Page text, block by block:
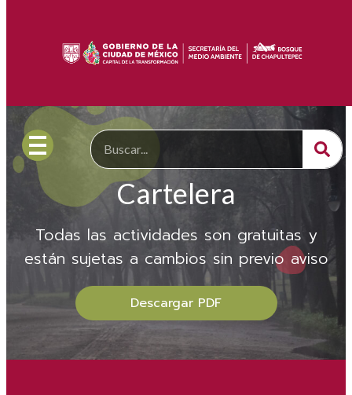
Cartelera
Todas las actividades son gratuitas y
están sujetas a cambios sin previo aviso
Descargar PDF